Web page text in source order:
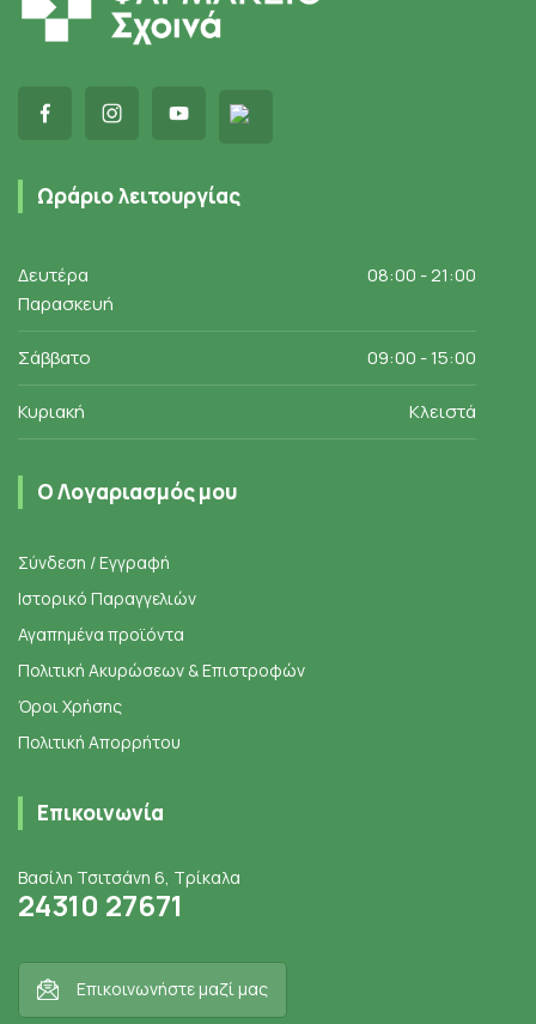
Ωράριο λειτουργίας
Δευτέρα
Παρασκευή
08:00 - 21:00
Σάββατο 09:00 - 15:00
Κυριακή Κλειστά
Ο Λογαριασμός μου
Σύνδεση / Εγγραφή
Ιστορικό Παραγγελιών
Αγαπημένα προϊόντα
Πολιτική Ακυρώσεων & Επιστροφών
Όροι Χρήσης
Πολιτική Απορρήτου
Επικοινωνία
Βασίλη Τσιτσάνη 6, Τρίκαλα
24310 27671
Επικοινωνήστε μαζί μας